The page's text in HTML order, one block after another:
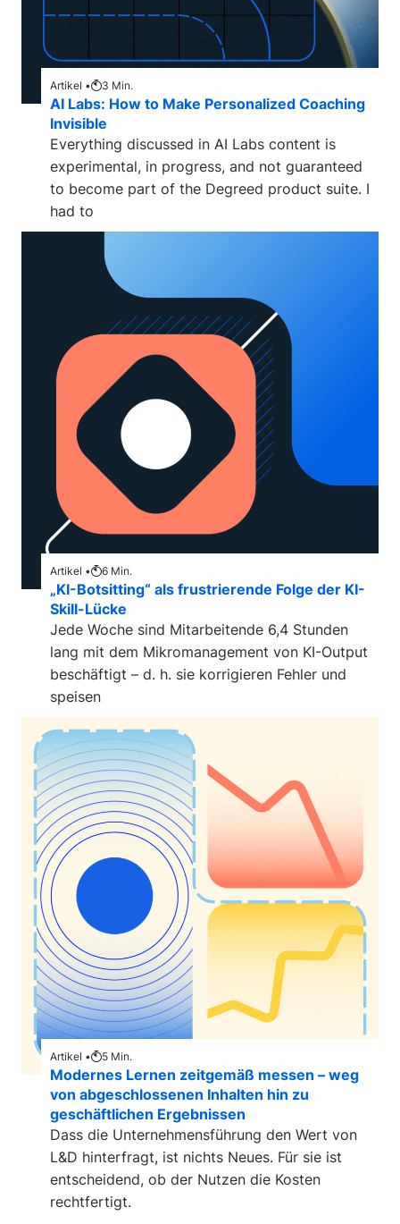
Artikel • 3 Min.
AI Labs: How to Make Personalized Coaching
Invisible
Everything discussed in AI Labs content is
experimental, in progress, and not guaranteed
to become part of the Degreed product suite. I
had to
Artikel • 6 Min.
„KI-Botsitting“ als frustrierende Folge der KI-
Skill-Lücke
Jede Woche sind Mitarbeitende 6,4 Stunden
lang mit dem Mikromanagement von KI-Output
beschäftigt – d. h. sie korrigieren Fehler und
speisen
Artikel • 5 Min.
Modernes Lernen zeitgemäß messen – weg
von abgeschlossenen Inhalten hin zu
geschäftlichen Ergebnissen
Dass die Unternehmensführung den Wert von
L&D hinterfragt, ist nichts Neues. Für sie ist
entscheidend, ob der Nutzen die Kosten
rechtfertigt.